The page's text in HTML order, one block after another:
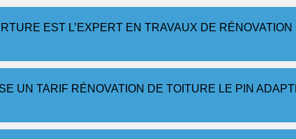
EST L’EXPERT EN TRAVAUX DE RÉNOVATION
UN TARIF RÉNOVATION DE TOITURE LE PIN